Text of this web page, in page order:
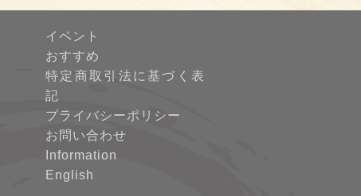
イベント
おすすめ
特定商取引法に基づく表
記
プライバシーポリシー
お問い合わせ
Information
English